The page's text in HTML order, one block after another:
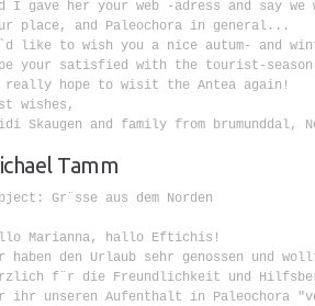
I gave her your web -adress and say we
place, and Paleochora in general...
like to wish you a nice autum- and
your satisfied with the tourist-
really hope to wisit the Antea again!
wishes,
Skaugen and family from brumunddal,
Tamm
Gr¨sse aus dem Norden
Marianna, hallo Eftichis!
haben den Urlaub sehr genossen und
f¨r die Freundlichkeit und
ihr unseren Aufenthalt in Paleochora